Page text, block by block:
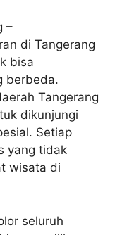
–
di Tangerang
bisa
berbeda.
Tangerang
dikunjungi
Setiap
yang tidak
wisata di
seluruh